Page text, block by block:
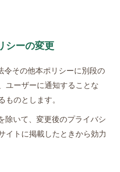
シーの変更
令その他本ポリシーに別段の
ユーザーに通知することな
ものとします。
除いて、変更後のプライバシ
イトに掲載したときから効力